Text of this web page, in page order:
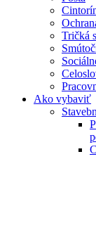
Tričká
Ako vybaviť